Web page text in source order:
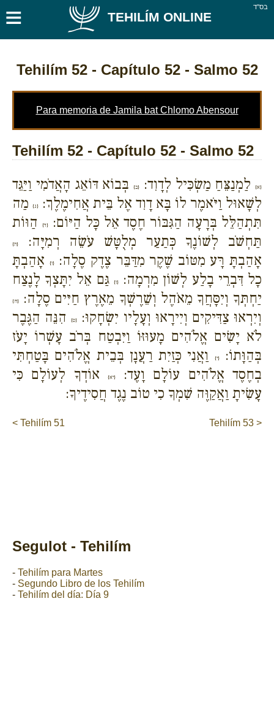
בס''ד ≡ TEHILÍM ONLINE
Tehilím 52- Capítulo 52 - Salmo 52
Para memoria de Jamila bat Chlomo Abensour
Tehilím 52 - Capítulo 52 - Salmo 52
{א} לַמְנַצֵּחַ מַשְׂכִּיל לְדָוִד: {ב}
בְּבוֹא דּוֹאֵג הָאֲדֹמִי וַיַּגֵּד
לְשָׁאוּל וַיֹּאמֶר לוֹ בָּא דָוִד אֶל בֵּית אֲחִימֶלֶךְ:
{ג} מַה
תִּתְהַלֵּל בְּרָעָה הַגִּבּוֹר חֶסֶד אֵל כָּל הַיּוֹם:
{ד}
הַוּוֹת
תַּחְשֹׁב לְשׁוֹנֶךָ כְּתַעַר מְלֻטָּשׁ עֹשֵׂה רְמִיָּה:
{ה}
אָהַבְתָּ רָּע מִטּוֹב שֶׁקֶר מִדַּבֵּר צֶדֶק סֶלָה:{ו}
אָהַבְתָּ
כָל דִּבְרֵי בָלַע לְשׁוֹן מִרְמָה:{ז} גַּם אֵל יִתָּצְךָ לָנֶצַח
יַחְתְּךָ וְיִסָּחֲךָ מֵאֹהֶל וְשֵׁרֶשְׁךָ מֵאֶרֶץ חַיִּים סֶלָה:
{ח}
וְיִרְאוּ צַדִּיקִים וְיִירָאוּ וְעָלָיו יִשְׂחָקוּ: {ט}הִנֵּה הַגֶּבֶר
לֹא יָשִׂים אֱלֹהִים מָעוּזּוֹ וַיִּבְטַח בְּרֹב עָשְׁרוֹ יָעֹז
בְּהַוָּתוֹ:{י}
וַאֲנִי כְּזַיִת רַעֲנָן בְּבֵית אֱלֹהִים בָּטַחְתִּי
בְחֶסֶד אֱלֹהִים עוֹלָם וָעֶד:{יא}
אוֹדְךָ לְעוֹלָם כִּי
עָשִׂיתָ וַאֲקַוֶּה שִׁמְךָ כִי טוֹב נֶגֶד חֲסִידֶיךָ:
< Tehilím 51 Tehilím 53 >
Segulot - Tehilím
- Tehilím para Martes
- Segundo Libro de los Tehilím
- Tehilím del día: Día 9